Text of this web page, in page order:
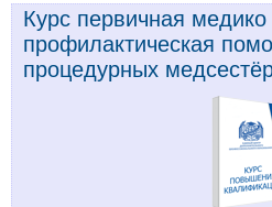
Курс первичная
профилактическая
процедурных